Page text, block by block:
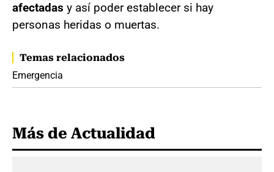
afectadas y así poder establecer si hay
personas heridas o muertas.
Temas relacionados
Emergencia
Más de Actualidad